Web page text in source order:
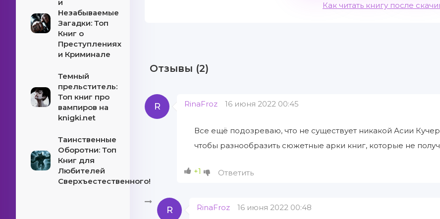
и
Незабываемые
Загадки: Топ
Книг о
Преступлениях
и Криминале
Темный
прельститель:
Топ книг про
вампиров на
knigki.net
Таинственные
Оборотни: Топ
Книг для
Любителей
Сверхъестественного!
Как читать книгу после
Отзывы (2)
R RinaFroz 16 июня 2022 00:45
Все ещё подозреваю, что не существует никакой Асии
чтобы разнообразить сюжетные арки книг, которые не
+1 Ответить
R RinaFroz 16 июня 2022 00:48